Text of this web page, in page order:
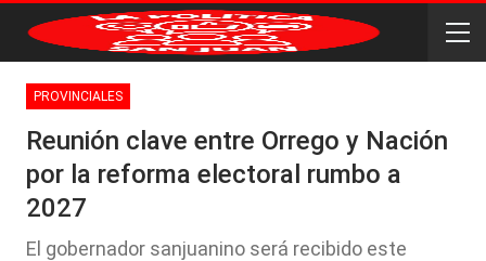
PROVINCIALES
Reunión clave entre Orrego y Nación
por la reforma electoral rumbo a
2027
El gobernador sanjuanino será recibido este